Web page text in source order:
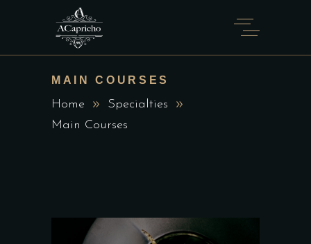
MAIN COURSES
Home
Specialties
Main Courses